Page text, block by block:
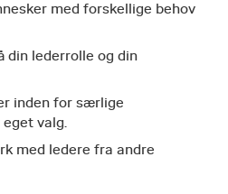
med forskellige behov
din lederrolle og din
inden for særlige
valg.
med ledere fra andre